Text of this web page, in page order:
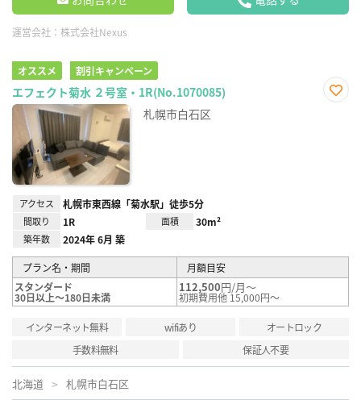
運営会社： 株式会社Nexus
オススメ 割引キャンペーン
エフェクト菊水 ２号室・1R(No.1070085)
札幌市白石区
アクセス 札幌市東西線「菊水駅」徒歩5分
間取り 1R 面積 30m²
築年数 2024年 6月 築
プラン名・期間
月額目安
スタンダード
30日以上～180日未満
112,500円/月～
初期費用他 15,000円～
インターネット無料 wifiあり
オートロック
手数料無料
保証人不要
北海道 札幌市白石区